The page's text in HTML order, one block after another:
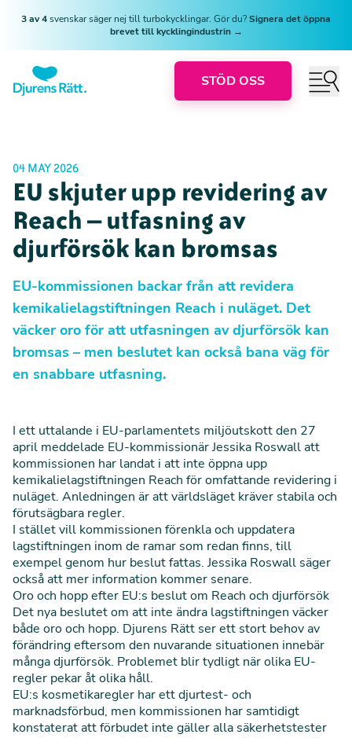
3 av 4svenskar säger nej till turbokycklingar. Gör du?Signera det öppna
brevet till kycklingindustrin →
STÖD OSS
04 MAY 2026
EU skjuter upp revidering av
Reach – utfasning av
djurförsök kan bromsas
EU-kommissionen backar från att revidera
kemikalielagstiftningen Reach i nuläget. Det
väcker oro för att utfasningen av djurförsök kan
bromsas – men beslutet kan också bana väg för
en snabbare utfasning.
I ett uttalande i EU-parlamentets miljöutskott den 27
april meddelade EU-kommissionär Jessika Roswall att
kommissionen har landat i att inte öppna upp
kemikalielagstiftningen Reach för omfattande revidering i
nuläget. Anledningen är att världsläget kräver stabila och
förutsägbara regler.
I stället vill kommissionen förenkla och uppdatera
lagstiftningen inom de ramar som redan finns, till
exempel genom hur beslut fattas. Jessika Roswall säger
också att mer information kommer senare.
Oro och hopp efter EU:s beslut om Reach och djurförsök
Det nya beslutet om att inte ändra lagstiftningen väcker
både oro och hopp. Djurens Rätt ser ett stort behov av
förändring eftersom den nuvarande situationen innebär
många djurförsök. Problemet blir tydligt när olika EU-
regler pekar åt olika håll.
EU:s kosmetikaregler har ett djurtest- och
marknadsförbud, men kommissionen har samtidigt
konstaterat att förbudet inte gäller alla säkerhetstester